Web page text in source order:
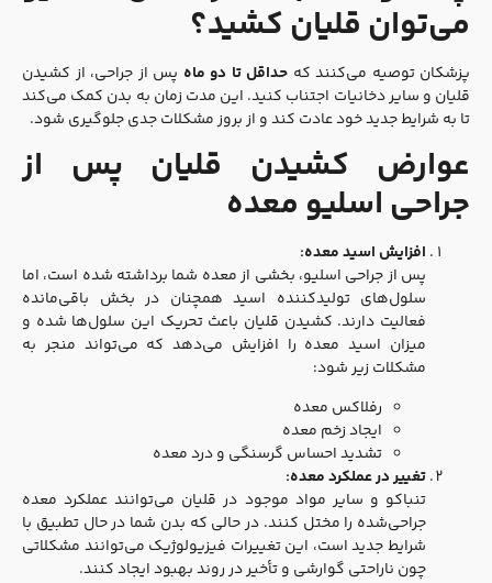
می‌توان قلیان کشید؟
پزشکان توصیه می‌کنند کهحداقل تا دو ماهپس از جراحی، از کشیدن
قلیان و سایر دخانیات اجتناب کنید. این مدت زمان به بدن کمک می‌کند
تا به شرایط جدید خود عادت کند و از بروز مشکلات جدی جلوگیری شود.
عوارض کشیدن قلیان پس از
جراحی اسلیو معده
افزایش اسید معده:
پس از جراحی اسلیو، بخشی از معده شما برداشته شده است، اما
سلول‌های تولیدکننده اسید همچنان در بخش باقی‌مانده
فعالیت دارند. کشیدن قلیان باعث تحریک این سلول‌ها شده و
میزان اسید معده را افزایش می‌دهد که می‌تواند منجر به
مشکلات زیر شود:
رفلاکس معده
ایجاد زخم معده
تشدید احساس گرسنگی و درد معده
تغییر در عملکرد معده:
تنباکو و سایر مواد موجود در قلیان می‌توانند عملکرد معده
جراحی‌شده را مختل کنند. در حالی که بدن شما در حال تطبیق با
شرایط جدید است، این تغییرات فیزیولوژیک می‌توانند مشکلاتی
چون ناراحتی گوارشی و تأخیر در روند بهبود ایجاد کنند.